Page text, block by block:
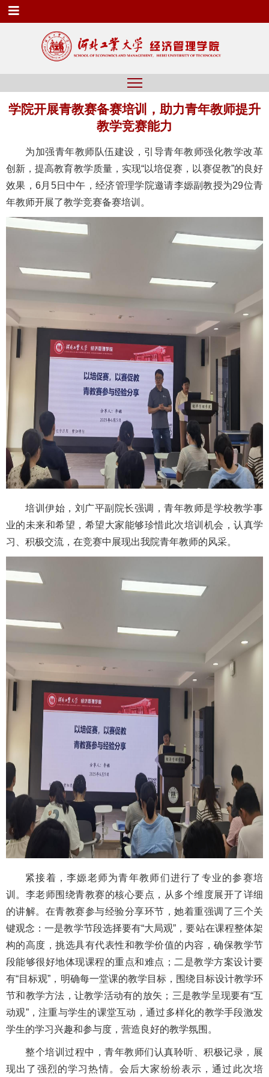
学院开展青教赛备赛培训，助力青年教师提升
教学竞赛能力
为加强青年教师队伍建设，引导青年教师强化教学改革
创新，提高教育教学质量，实现“以培促赛，以赛促教”的良好
效果，6月5日中午，经济管理学院邀请李嫄副教授为29位青
年教师开展了教学竞赛备赛培训。
培训伊始，刘广平副院长强调，青年教师是学校教学事
业的未来和希望，希望大家能够珍惜此次培训机会，认真学
习、积极交流，在竞赛中展现出我院青年教师的风采。
紧接着，李嫄老师为青年教师们进行了专业的参赛培
训。李老师围绕青教赛的核心要点，从多个维度展开了详细
的讲解。在青教赛参与经验分享环节，她着重强调了三个关
键观念：一是教学节段选择要有“大局观”，要站在课程整体架
构的高度，挑选具有代表性和教学价值的内容，确保教学节
段能够很好地体现课程的重点和难点；二是教学方案设计要
有“目标观”，明确每一堂课的教学目标，围绕目标设计教学环
节和教学方法，让教学活动有的放矢；三是教学呈现要有“互
动观”，注重与学生的课堂互动，通过多样化的教学手段激发
学生的学习兴趣和参与度，营造良好的教学氛围。
整个培训过程中，青年教师们认真聆听、积极记录，展
现出了强烈的学习热情。会后大家纷纷表示，通过此次培